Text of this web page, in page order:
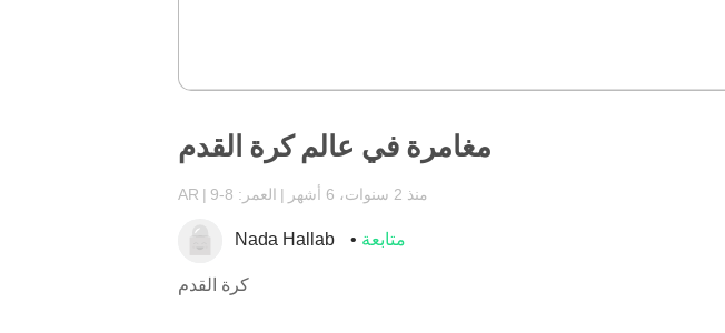
مغامرة في عالم كرة القدم
AR العمر: 8-9 منذ 2 سنوات، 6 أشهر
Nada Hallab متابعة
كرة القدم